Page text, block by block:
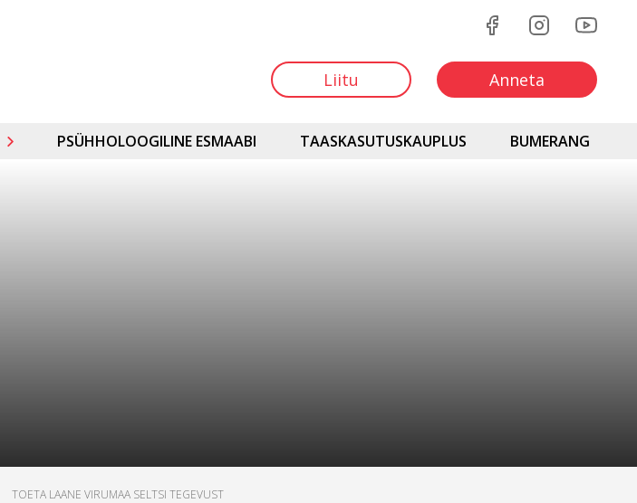
Liitu Anneta
PSÜHHOLOOGILINE ESMAABI TAASKASUTUSKAUPLUS BUMERANG
TOETA LAANE VIRUMAA SELTSI TEGEVUST